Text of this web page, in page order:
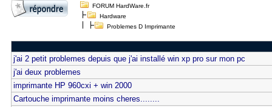
FORUM HardWare.fr
Hardware
Problemes D Imprimante
j'ai 2 petit problemes depuis que j'ai installé win xp pro sur mon pc
j'ai deux problemes
imprimante HP 960cxi + win 2000
Cartouche imprimante moins cheres........